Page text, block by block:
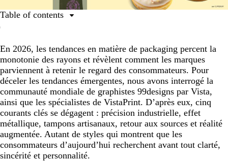
En 2026, les tendances en matière de packaging percent la
monotonie des rayons et révèlent comment les marques
parviennent à retenir le regard des consommateurs. Pour
déceler les tendances émergentes, nous avons interrogé la
communauté mondiale de graphistes 99designs par Vista,
ainsi que les spécialistes de VistaPrint. D’après eux, cinq
courants clés se dégagent : précision industrielle, effet
métallique, tampons artisanaux, retour aux sources et réalité
augmentée. Autant de styles qui montrent que les
consommateurs d’aujourd’hui recherchent avant tout clarté,
sincérité et personnalité.
Table of contents
1. Minimalisme industriel
2. Acier pur
3. Empreinte artisanale
4. Esthétique apothicaire
5. Passé recomposé
6. Gravure patrimoniale
7. Signature d’artiste